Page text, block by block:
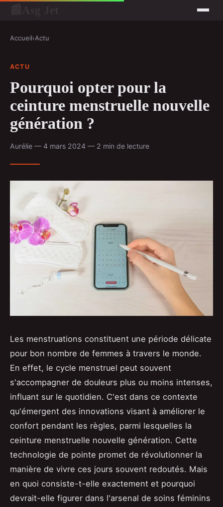
Accueil›Actu
ACTU
Pourquoi opter pour la
ceinture menstruelle nouvelle
génération ?
Aurélie — 4 mars 2024 — 2 min de lecture
Les menstruations constituent une période délicate
pour bon nombre de femmes à travers le monde.
En effet, le cycle menstruel peut souvent
s'accompagner de douleurs plus ou moins intenses,
influant sur le quotidien. C'est dans ce contexte
qu'émergent des innovations visant à améliorer le
confort pendant les règles, parmi lesquelles la
ceinture menstruelle nouvelle génération. Cette
technologie de pointe promet de révolutionner la
manière de vivre ces jours souvent redoutés. Mais
en quoi consiste-t-elle exactement et pourquoi
devrait-elle figurer dans l'arsenal de soins féminins